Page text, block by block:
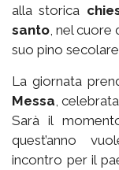
alla storica
santo, nel cuore
suo pino
La giornata
Messa,
Sarà il
quest’anno
incontro per il